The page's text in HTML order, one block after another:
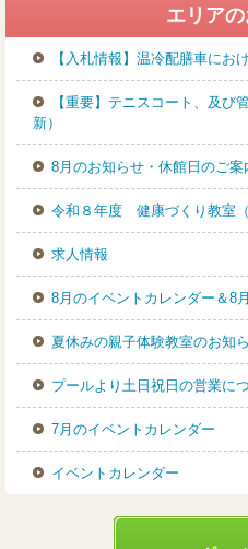
エリア
【入札情報】温冷配膳車にお
【重要】テニスコート、及び
新）
8月のお知らせ・休館日のご案
令和８年度 健康づくり教室
求人情報
8月のイベントカレンダー＆8
夏休みの親子体験教室のお知
プールより土日祝日の営業に
7月のイベントカレンダー
イベントカレンダー